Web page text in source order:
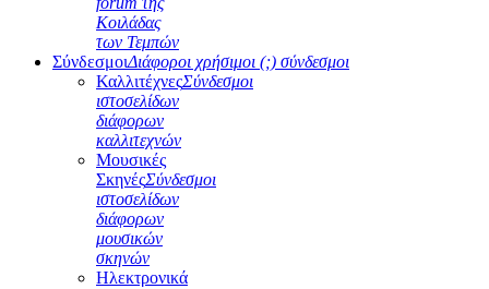
Κοιλάδας
των Τεμπών
ΣύνδεσμοιΔιάφοροι χρήσιμοι (;) σύνδεσμοι
ΚαλλιτέχνεςΣύνδεσμοι
ιστοσελίδων
διάφορων
καλλιτεχνών
Μουσικές
ΣκηνέςΣύνδεσμοι
ιστοσελίδων
διάφορων
μουσικών
σκηνών
Ηλεκτρονικά